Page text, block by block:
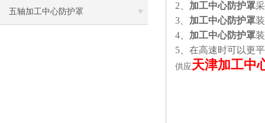
五轴加工中心防护罩
2
加工中心防护罩
3
加工中心防护罩
4
加工中心防护罩
5 、在高速时可以更
供应天津加工中